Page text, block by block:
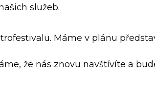
služeb.
Máme v plánu
že nás znovu navštívíte a